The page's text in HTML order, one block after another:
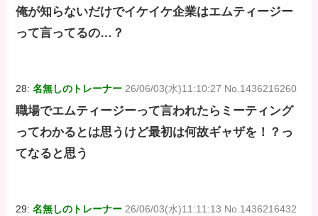
俺が知らないだけでイケイケ企業はエムティージー
って言ってるの…？
28:名無しのトレーナー 26/06/03(水)11:10:27 No.1436216260
職場でエムティージーって言われたらミーティング
ってわかるとは思うけど最初は何故ギャザを！？っ
てなると思う
29:名無しのトレーナー 26/06/03(水)11:11:13 No.1436216432